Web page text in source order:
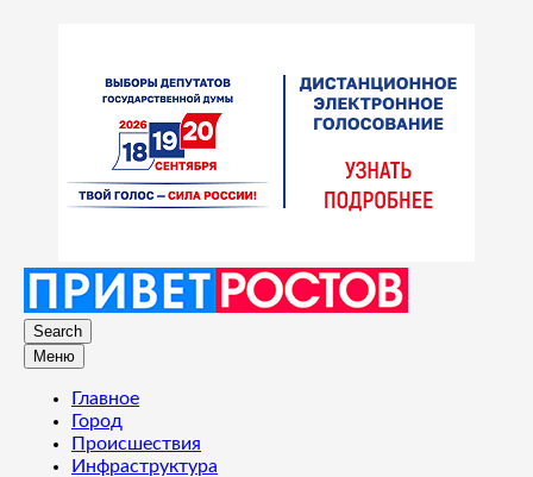
Search
Меню
Главное
Город
Происшествия
Инфраструктура